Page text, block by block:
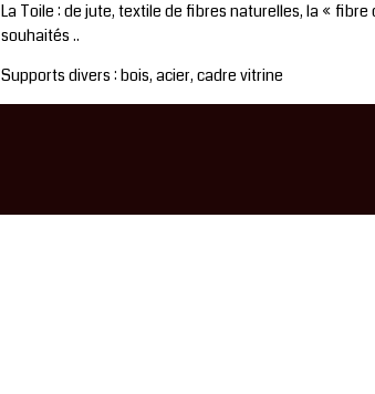
La Toile : de jute, textile de fibres naturelles, la «
souhaités ..
Supports divers : bois, acier, cadre vitrine